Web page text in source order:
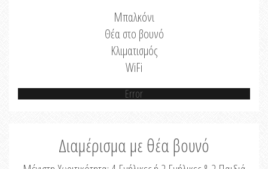
Μπαλκόνι
Θέα στο βουνό
Κλιματισμός
WiFi
Error
Διαμέρισμα με θέα βουνό